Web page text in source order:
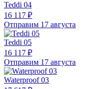
Teddi 04
16 117 ₽
Отправим 17 августа
Teddi 05
16 117 ₽
Отправим 17 августа
Waterproof 03